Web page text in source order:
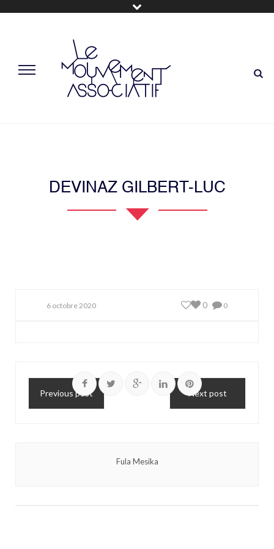
DEVINAZ GILBERT-LUC
6 octobre 2020 0
0
Previous post Next post
Fula Mesika